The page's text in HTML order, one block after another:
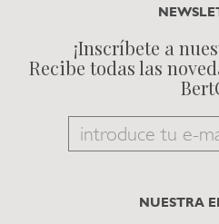
¡Inscríbete a
Recibe todas las
Email
subscribe
NUESTRA